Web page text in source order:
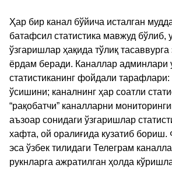
Ҳар бир канал бўйича исталган
батафсил статистика мавжуд бўлиб,
ўзгаришлар ҳақида тўлиқ тасаввурга
ёрдам беради. Каналлар админлари
статистиканинг фойдали
ўсишини; каналнинг ҳар соатли
“рақобатчи” каналларни
аъзоар сонидаги ўзгаришлар
хафта, ой оралиғида кузатиб
эса ўзбек тилидаги Телеграм
рукнларга ажратилган ҳолда